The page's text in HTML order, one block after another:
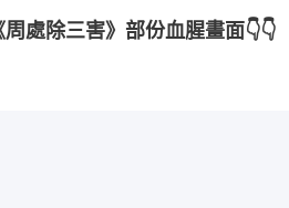
周處除三害》部份血腥畫面👇👇